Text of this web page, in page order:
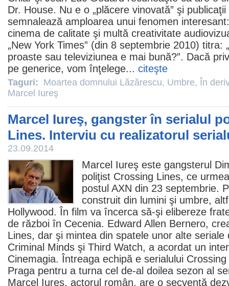
Dr. House. Nu e o „plăcere vinovată” şi
semnalează amploarea unui fenomen
cinema de calitate şi multă creativitate
„New York Times” (din 8 septembrie 2010) titra:
proaste sau televiziunea e mai bună?”. Dacă
pe generice, vom înţelege... citeşte
Taguri: Moartea domnului Lăzărescu, Umbre, În
Marcel Iureş
Marcel Iureş, gangster în serialul
Lines. Interviu cu realizatorul
23.09.2014
Marcel Iureş este gangsterul
poliţist Crossing Lines, ce
postul AXN din 23 septembrie.
construit din lumini şi umbre,
Hollywood. În film va încerca să-şi elibereze
de război în Cecenia. Edward Allen Bernero,
Lines, dar şi mintea din spatele unor alte seriale
Criminal Minds şi Third Watch, a acordat un
Cinemagia. Întreaga echipă e serialului
Praga pentru a turna cel de-al doilea sezon al
Marcel Iureş, actorul român, are o secvenţă